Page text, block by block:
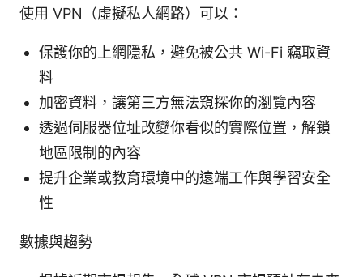
使用 VPN（虛擬私人網路）可以：
保護你的上網隱私，避免被公共 Wi-Fi 竊取資
料
加密資料，讓第三方無法窺探你的瀏覽內容
透過伺服器位址改變你看似的實際位置，解鎖
地區限制的內容
提升企業或教育環境中的遠端工作與學習安全
性
數據與趨勢